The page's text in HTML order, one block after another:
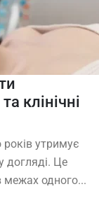
клінічні
утримує
догляді. Це
межах одного...